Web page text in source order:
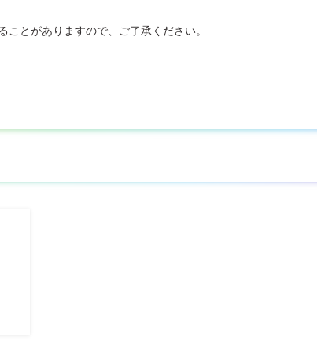
とがありますので、ご了承ください。